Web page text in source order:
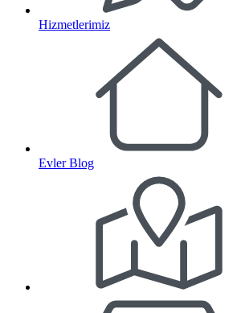
Hizmetlerimiz
Evler Blog